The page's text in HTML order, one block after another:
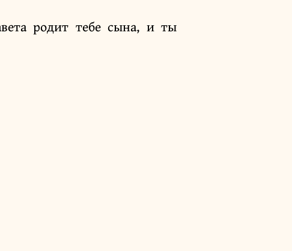
родит тебе сына, и ты